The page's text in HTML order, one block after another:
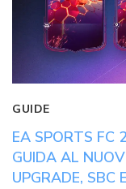
GUIDE
EA SPORTS FC
GUIDA AL
UPGRADE, SBC